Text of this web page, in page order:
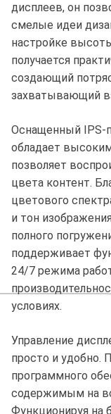
дисплеев, он
смелые идеи
настройке
получается
создающий
захватывающий
Оснащенный IPS-
обладает
позволяет
цвета контент.
цветового
и тон
полного
поддерживает
24/7 режима
условиях.
Управление
просто и удобно.
программного
содержимым на
Функционируя на